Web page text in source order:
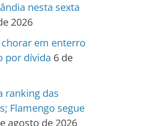
nesta sexta
2026
em enterro
por dívida 6 de
ranking das
Flamengo segue
agosto de 2026